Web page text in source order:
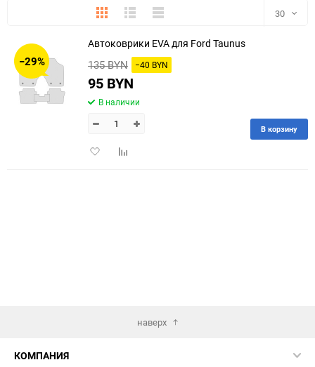
ПлиткаПодробноКомпактно 30
150
−29%
Автоковрики EVA для Ford Taunus
135 BYN −40 BYN
95 BYN
В наличии
ДобавитьДобавить
В корзину
наверх
КОМПАНИЯ